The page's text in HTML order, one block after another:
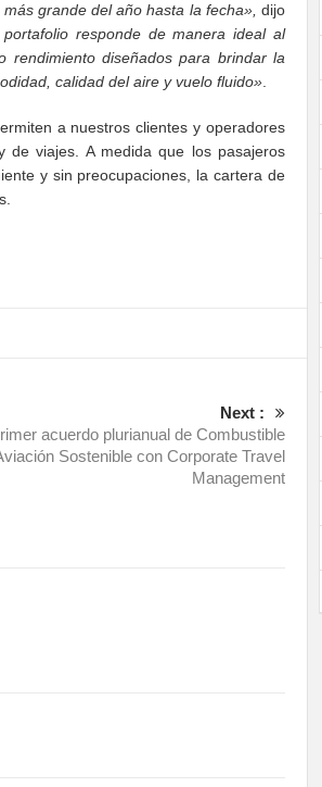
grande del año hasta la fecha», dijo
portafolio responde de manera ideal al
rendimiento diseñados para brindar la
calidad del aire y vuelo fluido».
a nuestros clientes y operadores
de viajes. A medida que los pasajeros
y sin preocupaciones, la cartera de
Next :
acuerdo plurianual de Combustible
Sostenible con Corporate Travel
Management